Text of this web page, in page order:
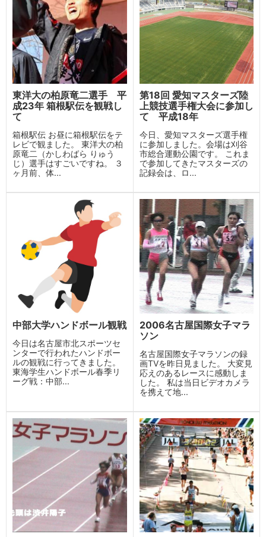
東洋大の柏原竜二選手 平
成23年 箱根駅伝を観戦し
て
箱根駅伝 お昼に箱根駅伝をテ
レビで観ました。 東洋大の柏
原竜二（かしわばら りゅう
じ）選手はすごいですね。 ３
ヶ月前、体...
第18回 愛知マスターズ陸
上競技選手権大会に参加し
て 平成18年
今日、愛知マスターズ選手権
に参加しました。会場は刈谷
市総合運動公園です。 これま
で参加してきたマスターズの
記録会は、ロ...
中部大学ハンドボール観戦
今日は名古屋市北スポーツセ
ンターで行われたハンドボー
ルの観戦に行ってきました。
東海学生ハンドボール春季リ
ーグ戦：中部...
2006名古屋国際女子マラ
ソン
名古屋国際女子マラソンの録
画TVを昨日見ました。 大変見
応えのあるレースに感動しま
した。 私は当日ビデオカメラ
を携えて地...